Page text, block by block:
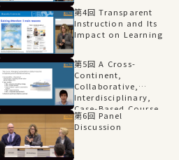
第4回 Transparent
Instruction and Its
Impact on Learning
第5回 A Cross-
Continent,
Collaborative,
Interdisciplinary,
Case-Based Course
on Technology and
Sustainable
Development
第6回 Panel
Discussion